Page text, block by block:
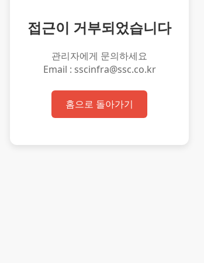
접근이 거부되었습니다
관리자에게 문의하세요
Email : sscinfra@ssc.co.kr
홈으로 돌아가기